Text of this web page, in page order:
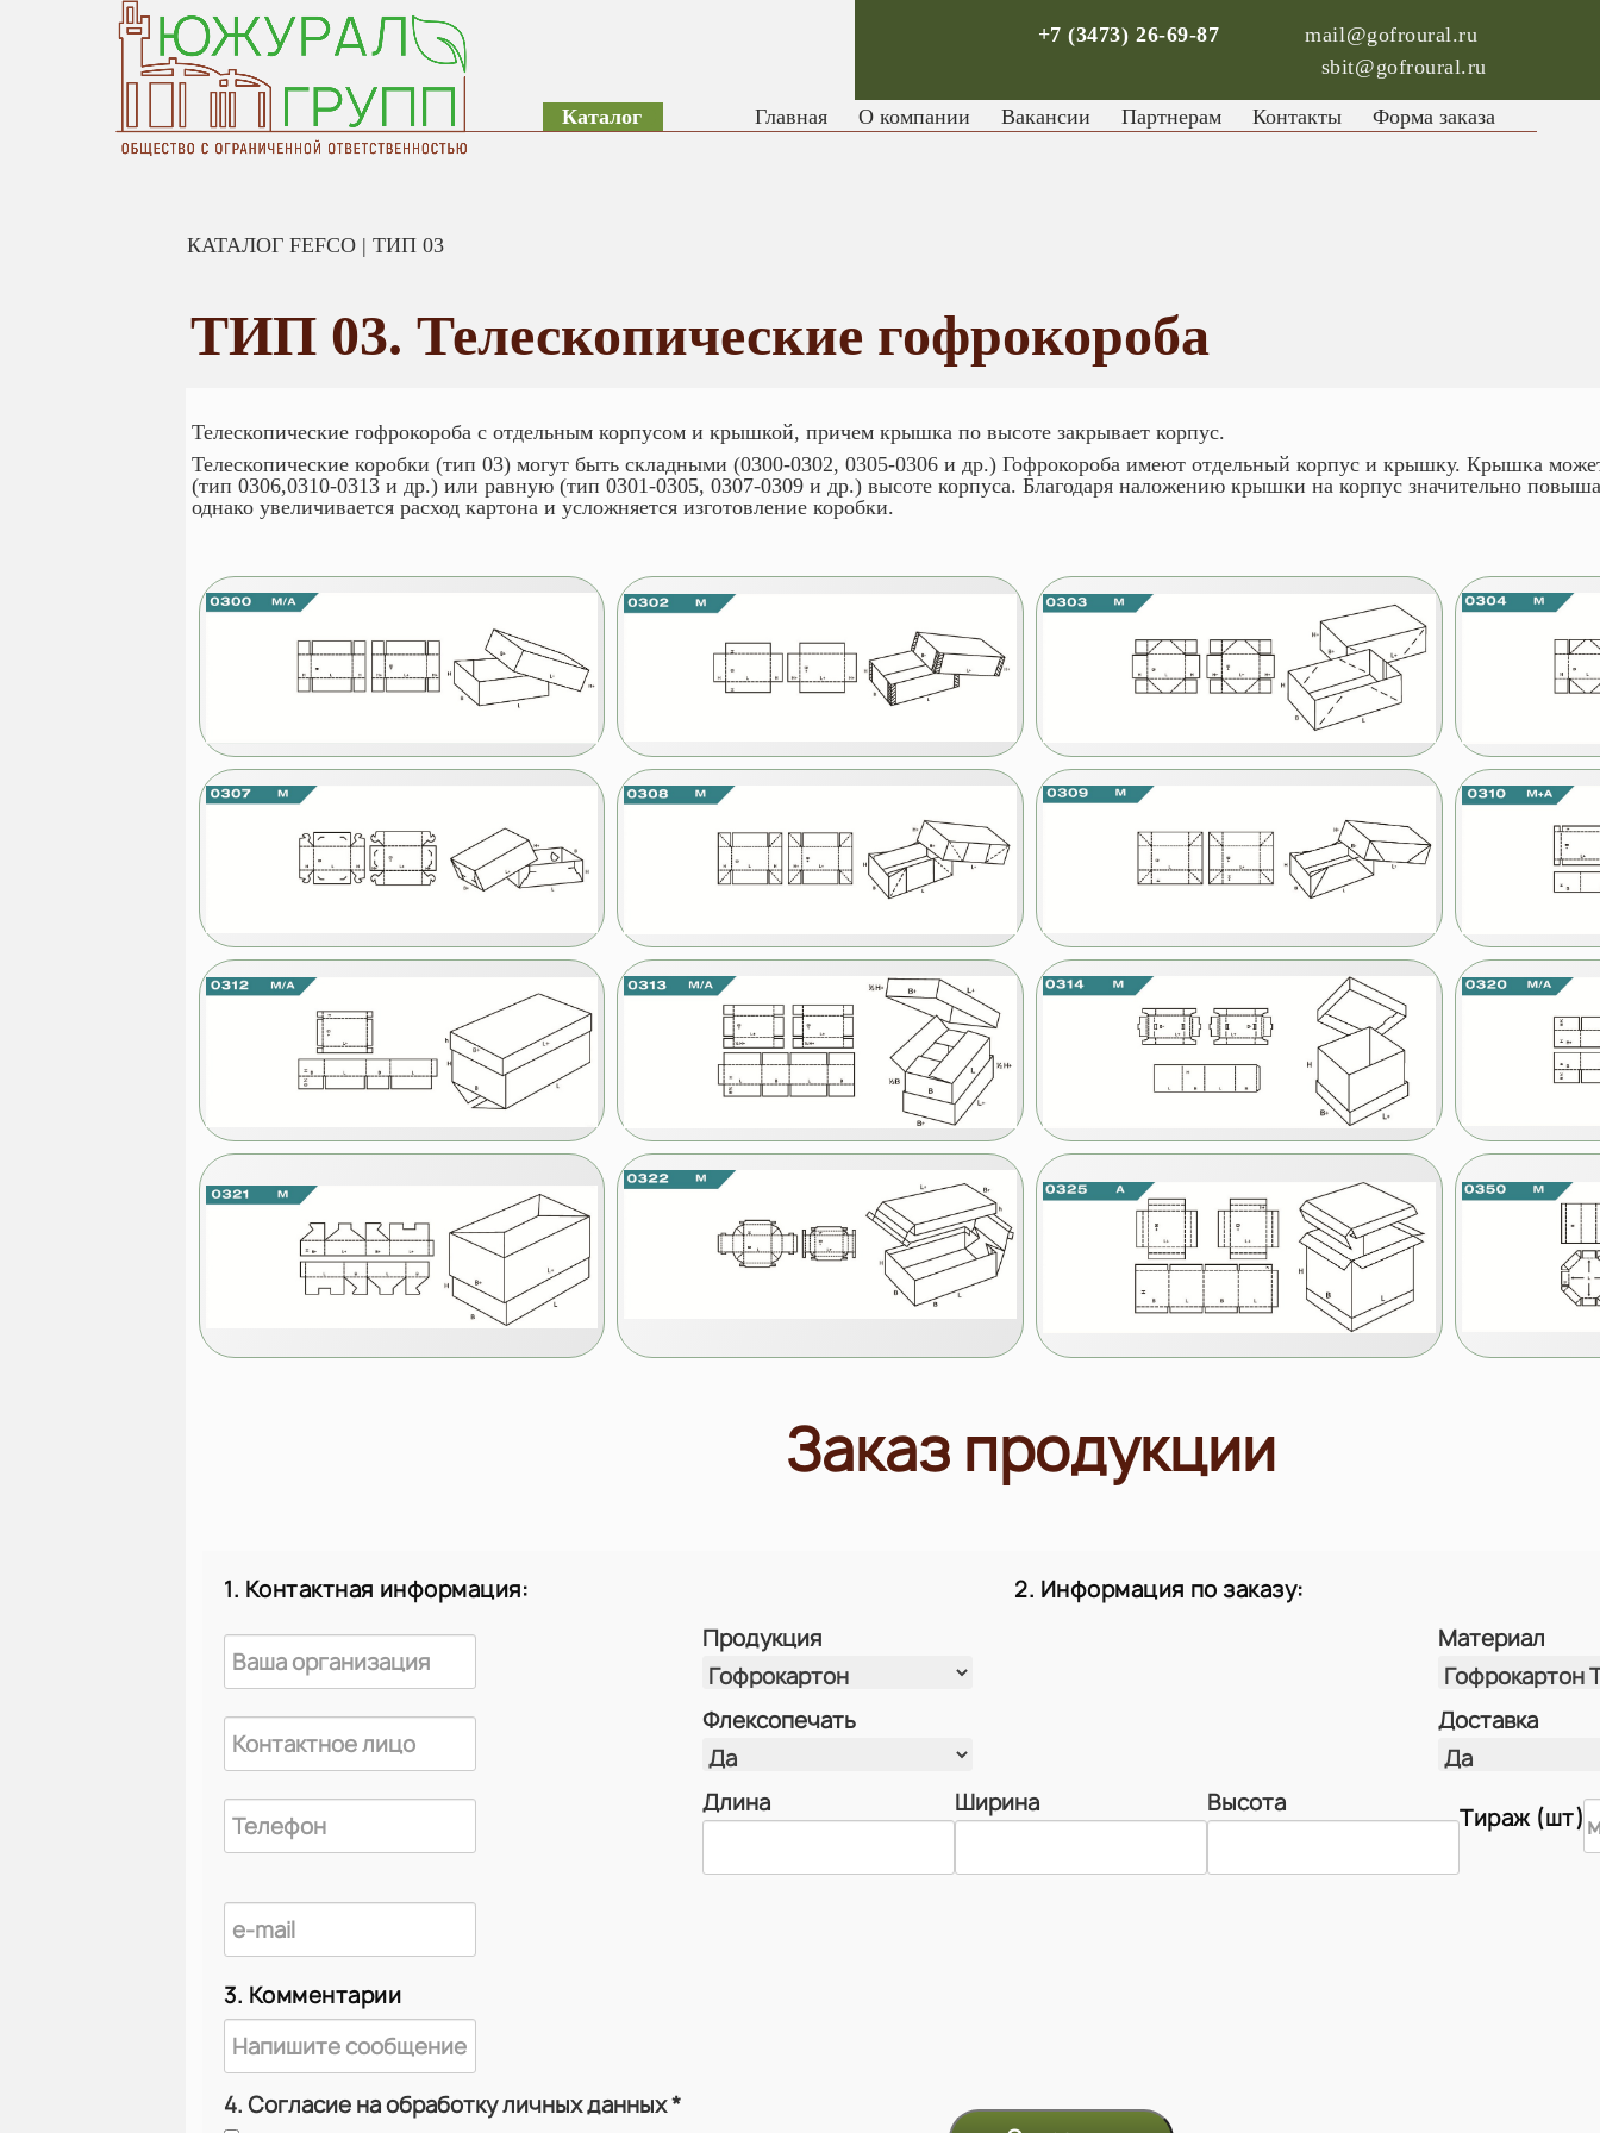
+7 (3473) 26-69-87
mail@gofroural.ru
sbit@gofroural.ru
Каталог Главная О компании Вакансии Партнерам Контакты Форма заказа
КАТАЛОГ FEFCO | ТИП 03
ТИП 03. Телескопические гофрокороба
Телескопические гофрокороба с отдельным корпусом и крышкой, причем крышка по высоте закрывает корпус.
Телескопические коробки (тип 03) могут быть складными (0300-0302, 0305-0306 и др.) Гофрокороба имеют отдельный корпус и крышку. Крышка
(тип 0306,0310-0313 и др.) или равную (тип 0301-0305, 0307-0309 и др.) высоте корпуса. Благодаря наложению крышки на корпус значительно
однако увеличивается расход картона и усложняется изготовление коробки.
Заказ продукции
1. Контактная информация:
2. Информация по заказу:
Продукция
Материал
Флексопечать Доставка
Длина Ширина Высота
Тираж (шт)
3. Комментарии
4. Согласие на обработку личных данных*